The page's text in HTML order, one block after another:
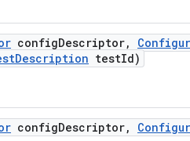
configDescriptor,
Description testId)
configDescriptor,